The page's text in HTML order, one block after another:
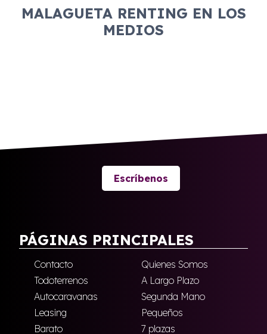
MALAGUETA RENTING EN LOS
MEDIOS
Escríbenos
PÁGINAS PRINCIPALES
Contacto
Quienes Somos
Todoterrenos
A Largo Plazo
Autocaravanas
Segunda Mano
Leasing
Pequeños
Barato
7 plazas